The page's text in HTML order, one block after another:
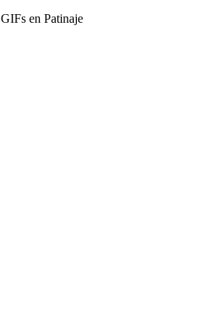
GIFs en Patinaje